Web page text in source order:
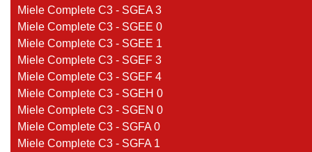
Miele Complete C3 - SGEA 3
Miele Complete C3 - SGEE 0
Miele Complete C3 - SGEE 1
Miele Complete C3 - SGEF 3
Miele Complete C3 - SGEF 4
Miele Complete C3 - SGEH 0
Miele Complete C3 - SGEN 0
Miele Complete C3 - SGFA 0
Miele Complete C3 - SGFA 1